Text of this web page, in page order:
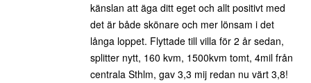
känslan att äga ditt eget och allt positivt med
det är både skönare och mer lönsam i det
långa loppet. Flyttade till villa för 2 år sedan,
splitter nytt, 160 kvm, 1500kvm tomt, 4mil från
centrala Sthlm, gav 3,3 mij redan nu värt 3,8!